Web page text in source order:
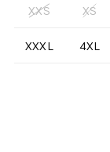
XXS XS
XXXL 4XL